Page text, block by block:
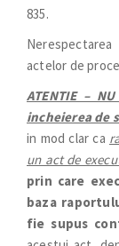
835.
actelor de
ATENTIE –
incheierea de
in mod clar ca
un act de
prin care
baza
fie supus